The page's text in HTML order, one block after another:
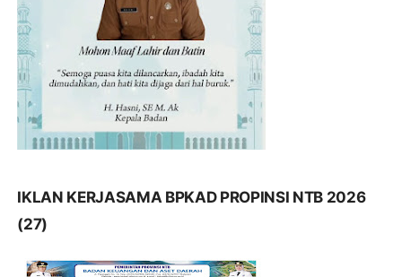
IKLAN KERJASAMA BPKAD PROPINSI NTB 2026
(27)